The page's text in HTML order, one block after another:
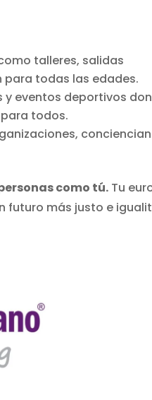
talleres, salidas
para todas las edades.
y eventos deportivos
todos.
como tú. Tu
futuro más justo e